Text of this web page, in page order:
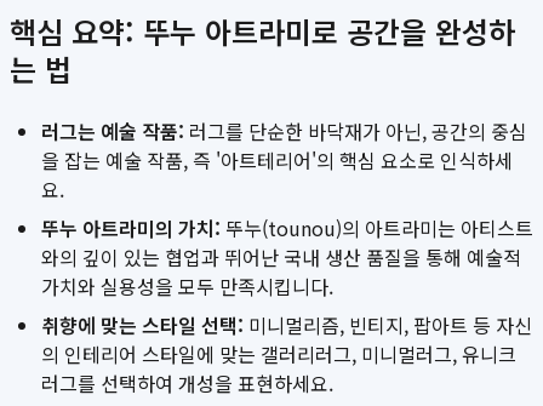
핵심 요약: 뚜누 아트라미로 공간을 완성하
는 법
러그는 예술 작품: 러그를 단순한 바닥재가 아닌, 공간의 중심
을 잡는 예술 작품, 즉 '아트테리어'의 핵심 요소로 인식하세
요.
뚜누 아트라미의 가치: 뚜누(tounou)의 아트라미는 아티스트
와의 깊이 있는 협업과 뛰어난 국내 생산 품질을 통해 예술적
가치와 실용성을 모두 만족시킵니다.
취향에 맞는 스타일 선택: 미니멀리즘, 빈티지, 팝아트 등 자신
의 인테리어 스타일에 맞는 갤러리러그, 미니멀러그, 유니크
러그를 선택하여 개성을 표현하세요.